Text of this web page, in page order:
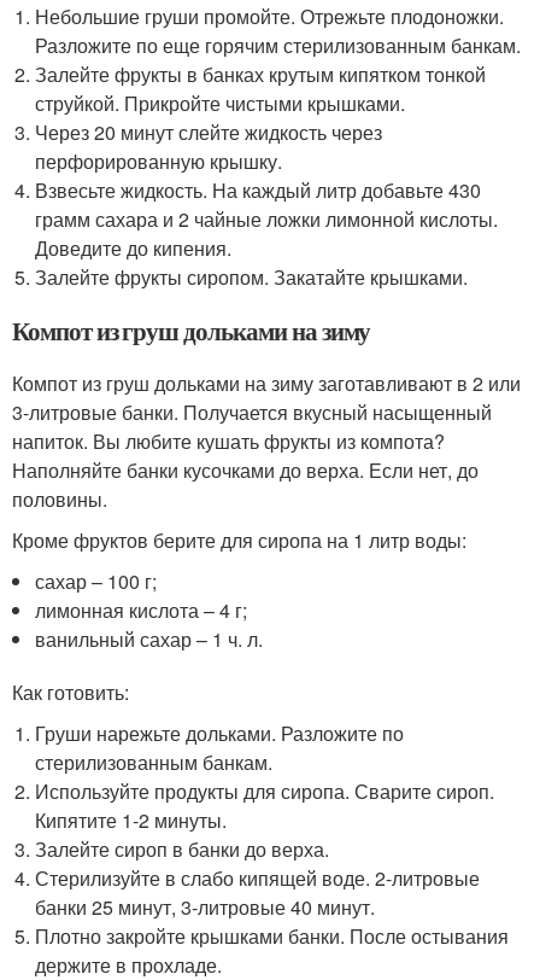
Небольшие груши промойте. Отрежьте плодоножки.
Разложите по еще горячим стерилизованным банкам.
Залейте фрукты в банках крутым кипятком тонкой
струйкой. Прикройте чистыми крышками.
Через 20 минут слейте жидкость через
перфорированную крышку.
Взвесьте жидкость. На каждый литр добавьте 430
грамм сахара и 2 чайные ложки лимонной кислоты.
Доведите до кипения.
Залейте фрукты сиропом. Закатайте крышками.
Компот из груш дольками на зиму
Компот из груш дольками на зиму заготавливают в 2 или
3-литровые банки. Получается вкусный насыщенный
напиток. Вы любите кушать фрукты из компота?
Наполняйте банки кусочками до верха. Если нет, до
половины.
Кроме фруктов берите для сиропа на 1 литр воды:
сахар – 100 г;
лимонная кислота – 4 г;
ванильный сахар – 1 ч. л.
Как готовить:
Груши нарежьте дольками. Разложите по
стерилизованным банкам.
Используйте продукты для сиропа. Сварите сироп.
Кипятите 1-2 минуты.
Залейте сироп в банки до верха.
Стерилизуйте в слабо кипящей воде. 2-литровые
банки 25 минут, 3-литровые 40 минут.
Плотно закройте крышками банки. После остывания
держите в прохладе.